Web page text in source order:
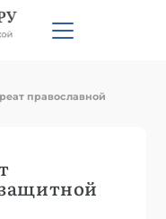
православной